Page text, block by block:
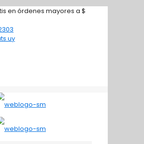
en órdenes mayores a $